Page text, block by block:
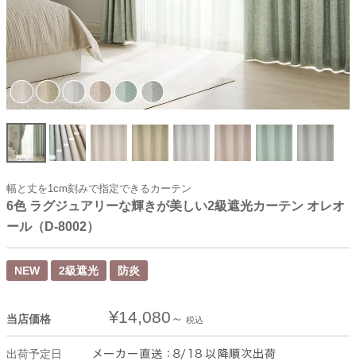
幅と丈を1cm刻みで指定できるカーテン
6色 ラグジュアリーな輝きが美しい2級遮光カーテン オレオ
ール（D-8002）
NEW 2級遮光 防炎
当店価格 ¥14,080 税込
出荷予定日